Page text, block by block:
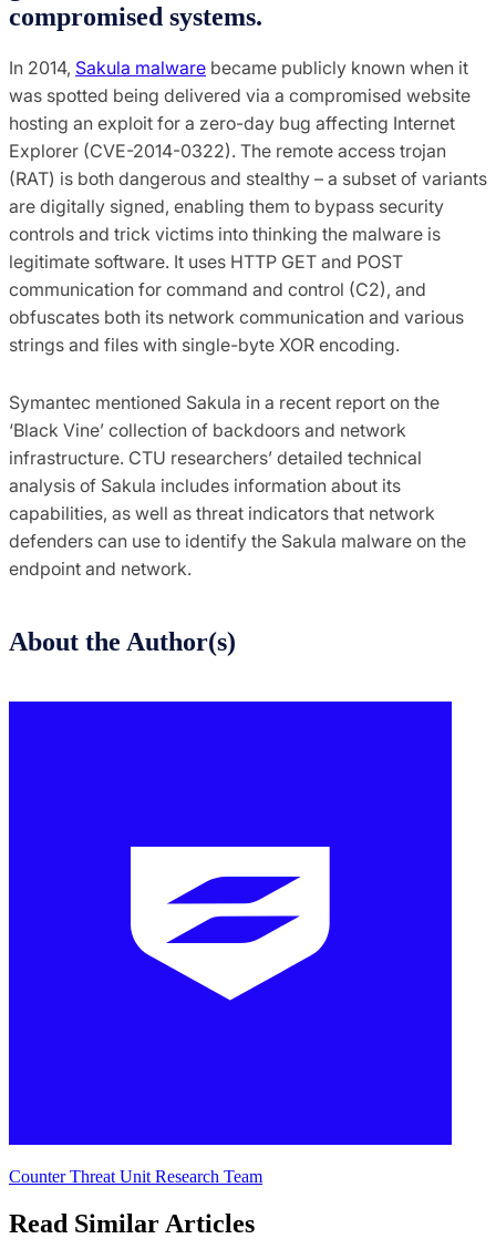
compromised systems.
In 2014, Sakula malware became publicly known when it
was spotted being delivered via a compromised website
hosting an exploit for a zero-day bug affecting Internet
Explorer (CVE-2014-0322). The remote access trojan
(RAT) is both dangerous and stealthy – a subset of variants
are digitally signed, enabling them to bypass security
controls and trick victims into thinking the malware is
legitimate software. It uses HTTP GET and POST
communication for command and control (C2), and
obfuscates both its network communication and various
strings and files with single-byte XOR encoding.
Symantec mentioned Sakula in a recent report on the
‘Black Vine’ collection of backdoors and network
infrastructure. CTU researchers’ detailed technical
analysis of Sakula includes information about its
capabilities, as well as threat indicators that network
defenders can use to identify the Sakula malware on the
endpoint and network.
About the Author(s)
Counter Threat Unit Research Team
Read Similar Articles